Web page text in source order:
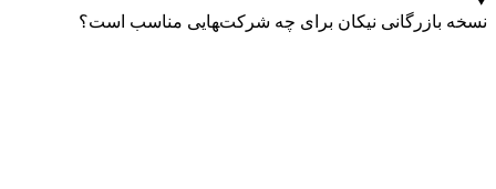
نسخه بازرگانی نیکان برای چه شرکت‌‍هایی مناسب است؟